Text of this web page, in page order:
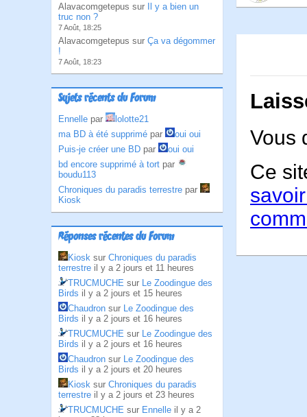
Alavacomgetepus sur
Il y a bien un
truc non ?
7 Août, 18:25
Alavacomgetepus sur Ça va dégommer
!
7 Août, 18:23
Sujets récents du Forum
Ennelle par
lolotte21
ma BD à été supprimé par
oui oui
Puis-je créer une BD par
oui oui
bd encore supprimé à tort par
boudu113
Chroniques du paradis terrestre par
Kiosk
Réponses récentes du Forum
Kiosk sur Chroniques du paradis
terrestre il y a 2 jours et 11 heures
TRUCMUCHE sur Le Zoodingue des
Birds il y a 2 jours et 15 heures
Chaudron sur Le Zoodingue des
Birds il y a 2 jours et 16 heures
TRUCMUCHE sur Le Zoodingue des
Birds il y a 2 jours et 16 heures
Chaudron sur Le Zoodingue des
Birds il y a 2 jours et 20 heures
Kiosk sur Chroniques du paradis
terrestre il y a 2 jours et 23 heures
TRUCMUCHE sur Ennelle il y a 2
Vous
Ce